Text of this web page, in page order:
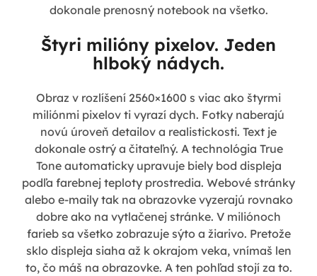
dokonale prenosný notebook na všetko.
Štyri milióny pixelov. Jeden
hlboký nádych.
Obraz v rozlíšení 2560×1600 s viac ako štyrmi
miliónmi pixelov ti vyrazí dych. Fotky naberajú
novú úroveň detailov a realistickosti. Text je
dokonale ostrý a čitateľný. A technológia True
Tone automaticky upravuje biely bod displeja
podľa farebnej teploty prostredia. Webové stránky
alebo e-maily tak na obrazovke vyzerajú rovnako
dobre ako na vytlačenej stránke. V miliónoch
farieb sa všetko zobrazuje sýto a žiarivo. Pretože
sklo displeja siaha až k okrajom veka, vnímaš len
to, čo máš na obrazovke. A ten pohľad stojí za to.